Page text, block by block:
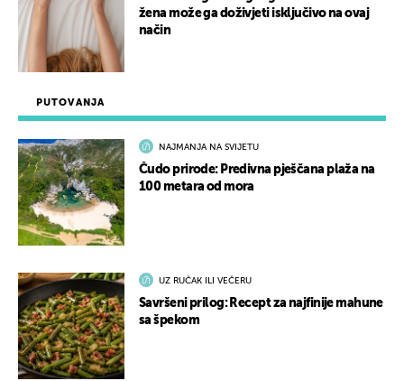
PUTOVANJA
NAJMANJA NA SVIJETU
Čudo prirode: Predivna pješčana plaža na
100 metara od mora
UZ RUČAK ILI VEČERU
Savršeni prilog: Recept za najfinije mahune
sa špekom
žena može ga doživjeti isključivo na ovaj
način